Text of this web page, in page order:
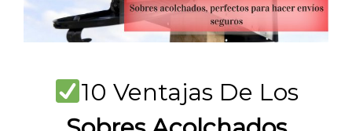
10 Ventajas De Los